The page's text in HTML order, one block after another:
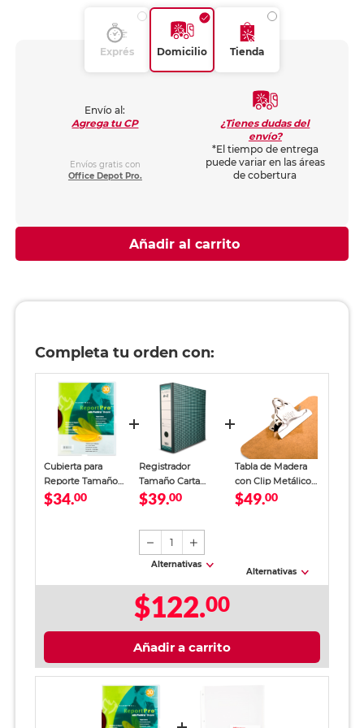
Exprés Domicilio Tienda
Envío al:
Agrega tu CP
Envíos gratis con
Office Depot Pro.
¿Tienes dudas del
envío?
*El tiempo de entrega
puede variar en las áreas
de cobertura
Añadir al carrito
Completa tu orden con:
Cubierta para
Reporte Tamaño
Carta Cardinal
$34.00
Registrador
Tamaño Carta
Office Depot
$39.00
1
Alternativas
Tabla de Madera
con Clip Metálico
Esquela Office
$49.00
Alternativas
$122.00
Añadir a carrito